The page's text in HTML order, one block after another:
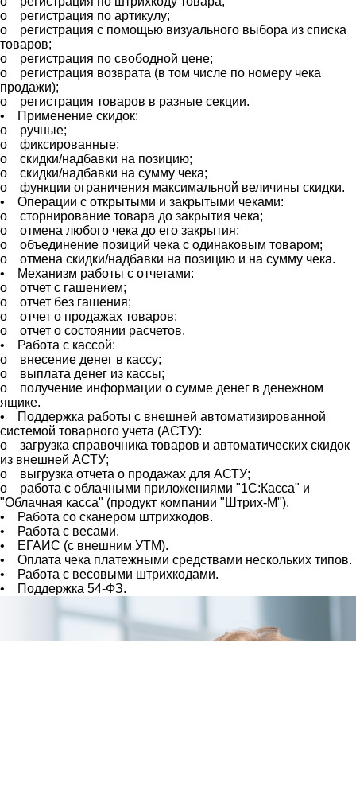
o регистрация по артикулу;
o регистрация с помощью визуального выбора из списка
товаров;
o регистрация по свободной цене;
o регистрация возврата (в том числе по номеру чека
продажи);
o регистрация товаров в разные секции.
• Применение скидок:
o ручные;
o фиксированные;
o скидки/надбавки на позицию;
o скидки/надбавки на сумму чека;
o функции ограничения максимальной величины скидки.
• Операции с открытыми и закрытыми чеками:
o сторнирование товара до закрытия чека;
o отмена любого чека до его закрытия;
o объединение позиций чека с одинаковым товаром;
o отмена скидки/надбавки на позицию и на сумму чека.
• Механизм работы с отчетами:
o отчет с гашением;
o отчет без гашения;
o отчет о продажах товаров;
o отчет о состоянии расчетов.
• Работа с кассой:
o внесение денег в кассу;
o выплата денег из кассы;
o получение информации о сумме денег в денежном
ящике.
• Поддержка работы с внешней автоматизированной
системой товарного учета (АСТУ):
o загрузка справочника товаров и автоматических скидок
из внешней АСТУ;
o выгрузка отчета о продажах для АСТУ;
o работа с облачными приложениями "1С:Касса" и
"Облачная касса" (продукт компании "Штрих-М").
• Работа со сканером штрихкодов.
• Работа с весами.
• ЕГАИС (с внешним УТМ).
• Оплата чека платежными средствами нескольких типов.
• Работа с весовыми штрихкодами.
• Поддержка 54-ФЗ.